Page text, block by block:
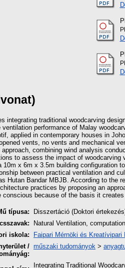
integrating traditional woodcarving
performance of Malay
applied in contemporary houses in
vents, no vents and mechanical
combining wind analysis
to assess the impact of
10m x 6m x 3.5m building configuration
between practical ventilation and
Hutan Bandar MBJB. According to the
practices by proposing an
conscious because of the basis it
típusa:
Disszertáció (Doktori
Natural Ventilation,
iskola:
Faipari Mérnöki és Kreatívipari
/ műszaki tudományok >
Integrating Traditional